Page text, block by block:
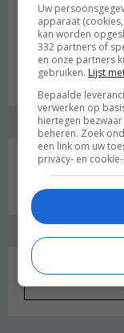
beeld: Ari Versluis
Hi, ik ben Merel! Ik
onderzoek naar
Welkom op mijn
Social media
Zoeken
Uw
apparaat
kan worden
332 partners of
en onze partners
gebruiken. Lijst
Bepaalde
verwerken op
hiertegen
beheren. Zoek
een link om uw
privacy- en